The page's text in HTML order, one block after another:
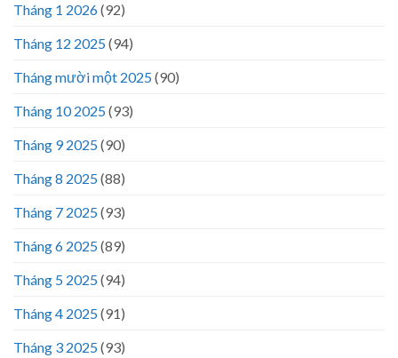
Tháng 1 2026(92)
Tháng 12 2025(94)
Tháng mười một 2025(90)
Tháng 10 2025(93)
Tháng 9 2025(90)
Tháng 8 2025(88)
Tháng 7 2025(93)
Tháng 6 2025(89)
Tháng 5 2025(94)
Tháng 4 2025(91)
Tháng 3 2025(93)